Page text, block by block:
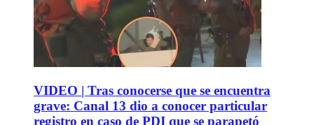
VIDEO | Tras conocerse que se encuentra
grave: Canal 13 dio a conocer particular
registro en caso de PDI que se parapetó